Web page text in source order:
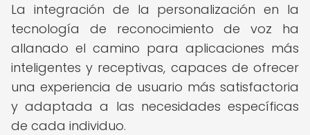
La integración de la personalización en la
tecnología de reconocimiento de voz ha
allanado el camino para aplicaciones más
inteligentes y receptivas, capaces de ofrecer
una experiencia de usuario más satisfactoria
y adaptada a las necesidades específicas
de cada individuo.